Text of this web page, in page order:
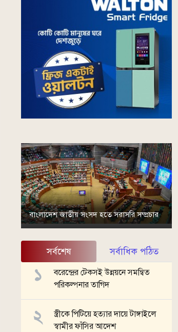
বাংলাদেশ জাতীয় সংসদ হতে সরাসরি সম্প্রচার
সর্বশেষ সর্বাধিক পঠিত
বরেন্দ্রের টেকসই উন্নয়নে সমন্বিত
পরিকল্পনার তাগিদ
স্ত্রীকে পিটিয়ে হত্যার দায়ে টাঙ্গাইলে
স্বামীর ফাঁসির আদেশ